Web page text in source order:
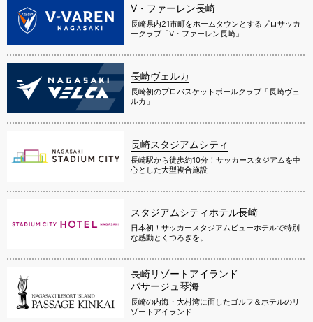
V・ファーレン長崎
長崎県内21市町をホームタウンとするプロサッカ
ークラブ「V・ファーレン長崎」
長崎ヴェルカ
長崎初のプロバスケットボールクラブ「長崎ヴェ
ルカ」
長崎スタジアムシティ
長崎駅から徒歩約10分！サッカースタジアムを中
心とした大型複合施設
スタジアムシティホテル長崎
日本初！サッカースタジアムビューホテルで特別
な感動とくつろぎを。
長崎リゾートアイランド
パサージュ琴海
長崎の内海・大村湾に面したゴルフ＆ホテルのリ
ゾートアイランド